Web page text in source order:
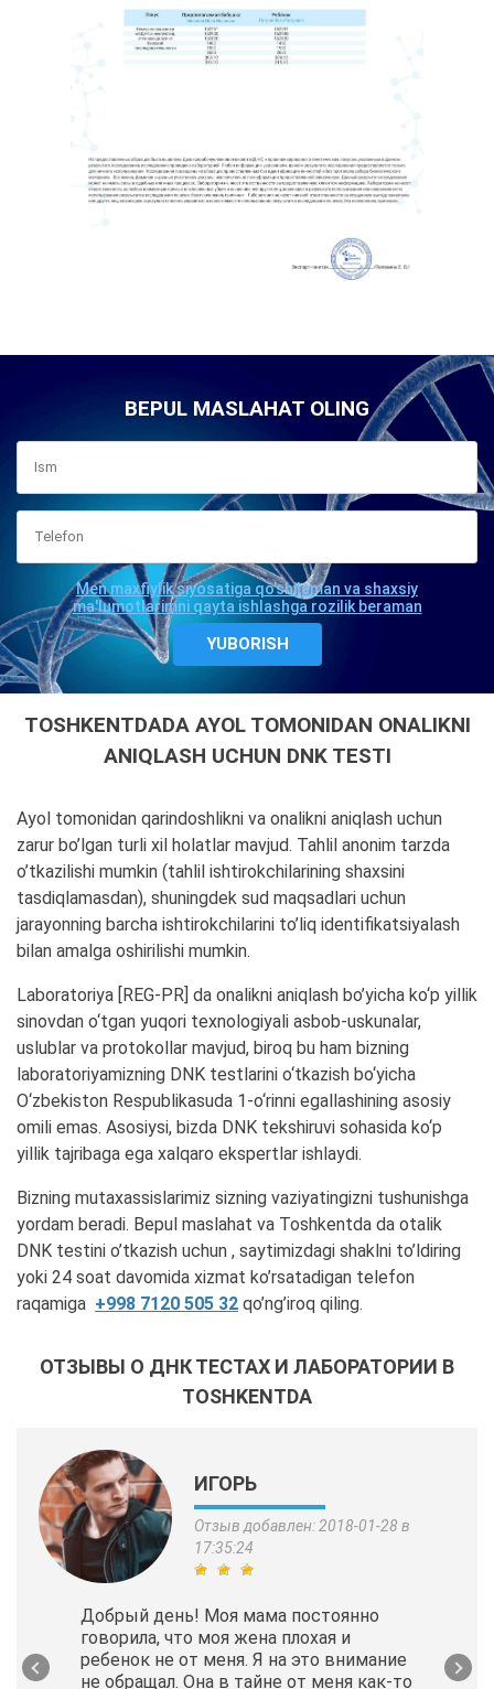
BEPUL MASLAHAT OLING
Men maxfiylik siyosatiga qo'shilaman va shaxsiy
ma'lumotlarimni qayta ishlashga rozilik beraman
TOSHKENTDADA AYOL TOMONIDAN ONALIKNI
ANIQLASH UCHUN DNK TESTI
Ayol tomonidan qarindoshlikni va onalikni aniqlash uchun
zarur bo’lgan turli xil holatlar mavjud. Tahlil anonim tarzda
o’tkazilishi mumkin (tahlil ishtirokchilarining shaxsini
tasdiqlamasdan), shuningdek sud maqsadlari uchun
jarayonning barcha ishtirokchilarini to’liq identifikatsiyalash
bilan amalga oshirilishi mumkin.
Laboratoriya [REG-PR] da onalikni aniqlash bo’yicha ko‘p yillik
sinovdan o‘tgan yuqori texnologiyali asbob-uskunalar,
uslublar va protokollar mavjud, biroq bu ham bizning
laboratoriyamizning DNK testlarini o‘tkazish bo‘yicha
O‘zbekiston Respublikasuda 1-o‘rinni egallashining asosiy
omili emas. Asosiysi, bizda DNK tekshiruvi sohasida ko‘p
yillik tajribaga ega xalqaro ekspertlar ishlaydi.
Bizning mutaxassislarimiz sizning vaziyatingizni tushunishga
yordam beradi. Bepul maslahat va Toshkentda da otalik
DNK testini o’tkazish uchun , saytimizdagi shaklni to’ldiring
yoki 24 soat davomida xizmat ko’rsatadigan telefon
raqamiga +998 7120 505 32 qo’ng’iroq qiling.
ОТЗЫВЫ О ДНК ТЕСТАХ И ЛАБОРАТОРИИ В
TOSHKENTDA
ИГОРЬ
Отзыв добавлен: 2018-01-28 в
17:35:24
Добрый день! Моя мама постоянно
говорила, что моя жена плохая и
ребенок не от меня. Я на это внимание
не обращал. Она в тайне от меня как-то